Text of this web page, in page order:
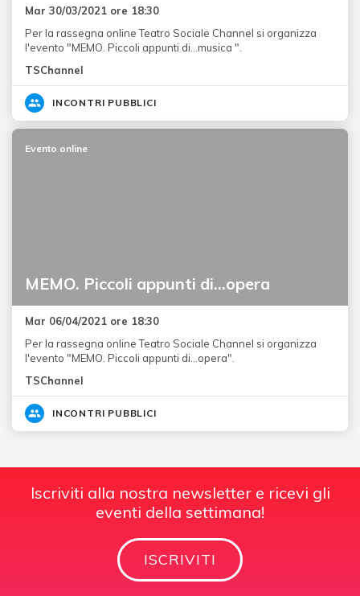
Mar 30/03/2021 ore 18:30
Per la rassegna online Teatro Sociale Channel si organizza
l'evento "MEMO. Piccoli appunti di…musica ".
TSChannel
INCONTRI PUBBLICI
MEMO. Piccoli appunti di…opera
Evento online
Mar 06/04/2021 ore 18:30
Per la rassegna online Teatro Sociale Channel si organizza
l'evento "MEMO. Piccoli appunti di…opera".
TSChannel
INCONTRI PUBBLICI
Iscriviti alla nostra newsletter e ricevi gli
eventi della settimana!
ISCRIVITI